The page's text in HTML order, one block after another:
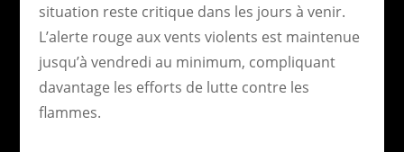
situation reste critique dans les jours à venir.
L’alerte rouge aux vents violents est maintenue
jusqu’à vendredi au minimum, compliquant
davantage les efforts de lutte contre les
flammes.